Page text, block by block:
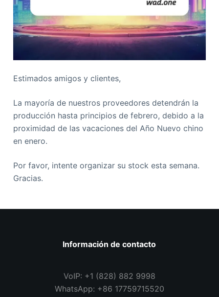
Estimados amigos y clientes,
La mayoría de nuestros proveedores detendrán la
producción hasta principios de febrero, debido a la
proximidad de las vacaciones del Año Nuevo chino
en enero.
Por favor, intente organizar su stock esta semana.
Gracias.
Información de contacto
VoIP: +1 (828) 882 9998
WhatsApp: +86 17759715520